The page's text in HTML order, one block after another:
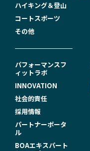
ハイキング＆登山
コートスポーツ
その他
F
O
O
T
E
パフォーマンスフ
ィットラボ
INNOVATION
社会的責任
採用情報
パートナーポータ
ル
BOAエキスパート